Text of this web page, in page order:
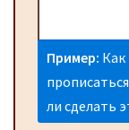
Пример: Как
ли сделать